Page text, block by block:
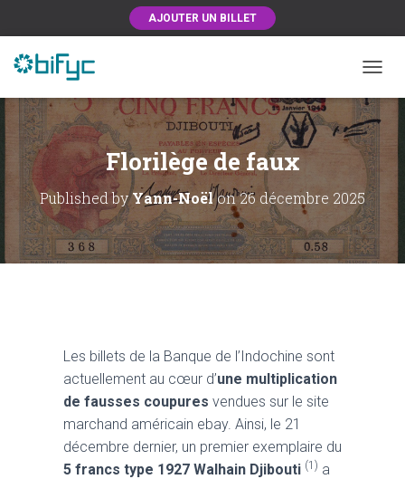
AJOUTER UN BILLET
Florilège de faux
Published byYann-Noëlon26 décembre 2025
Les billets de la Banque de l’Indochine sont
actuellement au cœur d’une multiplication
de fausses coupures vendues sur le site
marchand américain ebay. Ainsi, le 21
décembre dernier, un premier exemplaire du
5 francs type 1927 Walhain Djibouti (1) a